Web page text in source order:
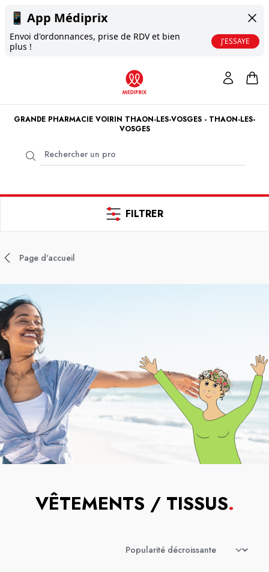
📱 App Médiprix
Envoi d'ordonnances, prise de RDV et bien
plus !
J'ESSAYE
GRANDE PHARMACIE VOIRIN THAON-LES-VOSGES - THAON-LES-
VOSGES
FILTRER
Page d'accueil
VÊTEMENTS / TISSUS.